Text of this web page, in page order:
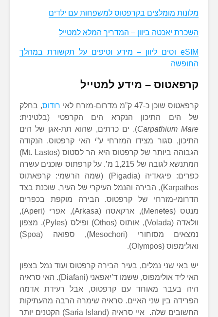
מלונות מומלצים בקרפטוס למשפחות עם ילדים
השכרת יאכטה ביוון – המדריך המלא למטייל
eSIM וסים ליוון – מידע וטיפים על תקשורת במהלך
החופשה
קרפאטוס – מידע למטייל
קרפאטוס שוכן כ-47 ק”מ מדרום-מזרח לאי רודוס, בחלק
של הים התיכון הנקרא הים הקרפטי (בלטינית:
Carpathium Mare). ים כרתים, שהוא תת-אגן של הים
התיכון, סגור מצידו המזרחי ע”י האי קרפטוס. הנקודה
הגבוהה ביותר של קרפטוס היא הר לסטוס (Mt. Lastos)
המתנשא לגובה של 1,215 מ’. על קרפתוס שוכנים עשרה
כפרים: פיגאדיה (Pigadia) (שמה הרשמי: קרפאתוס
Karpathos), הבירה והנמל העיקרי של העיר, שוכנת בצד
הדרומי-מזרחי של קרפטוס. הבירה מוקפת בכפרים
מנטס (Menetes), ארקאסה (Arkasa), אפרי (Aperi),
וולאדה (Volada), אותוס (Othos) ופילס (Pyles). מצפון
נמצאים מסוחורי (Mesochori), ספואה (Spoa)
ואולימפוס (Olympos).
יש באי שני נמלים, בעיר הבירה קרפטוס ועוד נמל בצפון
האי ליד אולימפוס, ששמו ד’יאפאני (Diafani). האי סראיה
היה בעבר מאוחד עם קרפטוס, אבל רעידת אדמה
הפרידה בין שני האיים. סראיה שימרה הרבה מהעתיקות
החשובים שלה. איי סראיה (Saria Island) הקטנים יותר